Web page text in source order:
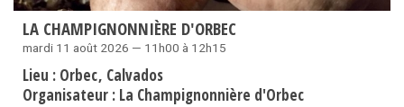
LA CHAMPIGNONNIÈRE D'ORBEC
mardi 11 août 2026 — 11h00 à 12h15
Lieu : Orbec Calvados
Organisateur : La Champignonnière d'Orbec